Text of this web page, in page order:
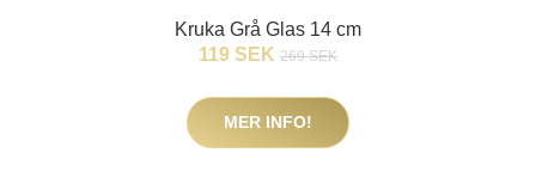
Kruka Grå Glas 14 cm
119 SEK 269 SEK
MER INFO!